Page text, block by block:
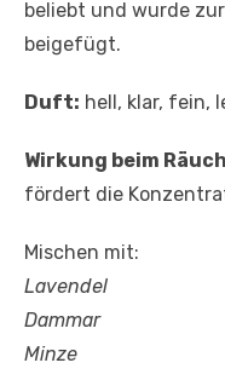
beliebt und wurde
beigefügt.
Duft: hell, klar, fein,
Wirkung beim
fördert die
Mischen mit:
Lavendel
Dammar
Minze